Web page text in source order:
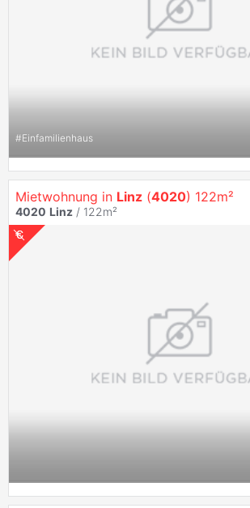
#Einfamilienhaus
Mietwohnung in Linz (4020) 122m²
4020 Linz / 122m²